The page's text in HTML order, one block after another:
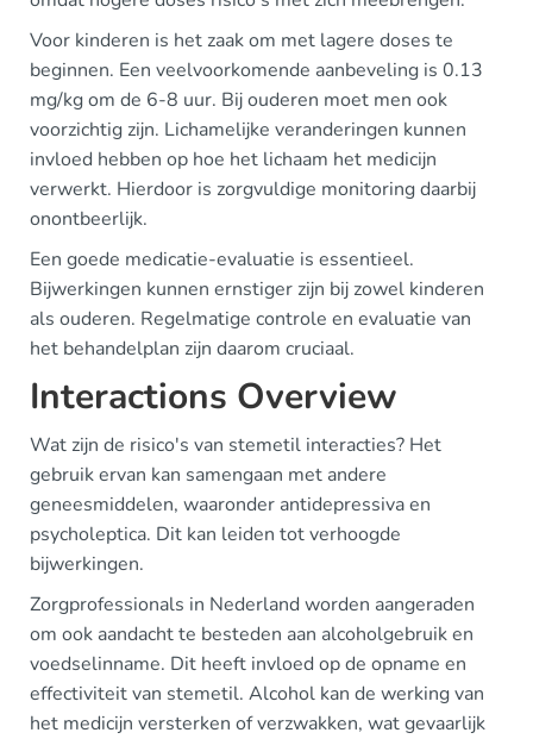
Voor kinderen is het zaak om met lagere doses te
beginnen. Een veelvoorkomende aanbeveling is 0.13
mg/kg om de 6-8 uur. Bij ouderen moet men ook
voorzichtig zijn. Lichamelijke veranderingen kunnen
invloed hebben op hoe het lichaam het medicijn
verwerkt. Hierdoor is zorgvuldige monitoring daarbij
onontbeerlijk.
Een goede medicatie-evaluatie is essentieel.
Bijwerkingen kunnen ernstiger zijn bij zowel kinderen
als ouderen. Regelmatige controle en evaluatie van
het behandelplan zijn daarom cruciaal.
Interactions Overview
Wat zijn de risico's van stemetil interacties? Het
gebruik ervan kan samengaan met andere
geneesmiddelen, waaronder antidepressiva en
psycholeptica. Dit kan leiden tot verhoogde
bijwerkingen.
Zorgprofessionals in Nederland worden aangeraden
om ook aandacht te besteden aan alcoholgebruik en
voedselinname. Dit heeft invloed op de opname en
effectiviteit van stemetil. Alcohol kan de werking van
het medicijn versterken of verzwakken, wat gevaarlijk